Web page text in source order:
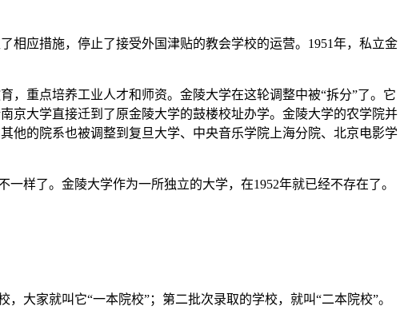
相应措施，停止了接受外国津贴的教会学校的运营。1951年，私立金
，重点培养工业人才和师资。金陵大学在这轮调整中被“拆分”了。它
京大学直接迁到了原金陵大学的鼓楼校址办学。金陵大学的农学院并
他的院系也被调整到复旦大学、中央音乐学院上海分院、北京电影学
样了。金陵大学作为一所独立的大学，在1952年就已经不存在了。
大家就叫它“一本院校”；第二批次录取的学校，就叫“二本院校”。